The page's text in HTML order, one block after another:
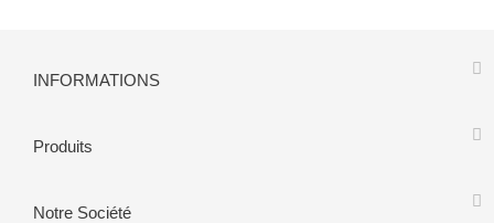
INFORMATIONS
Produits
Notre Société